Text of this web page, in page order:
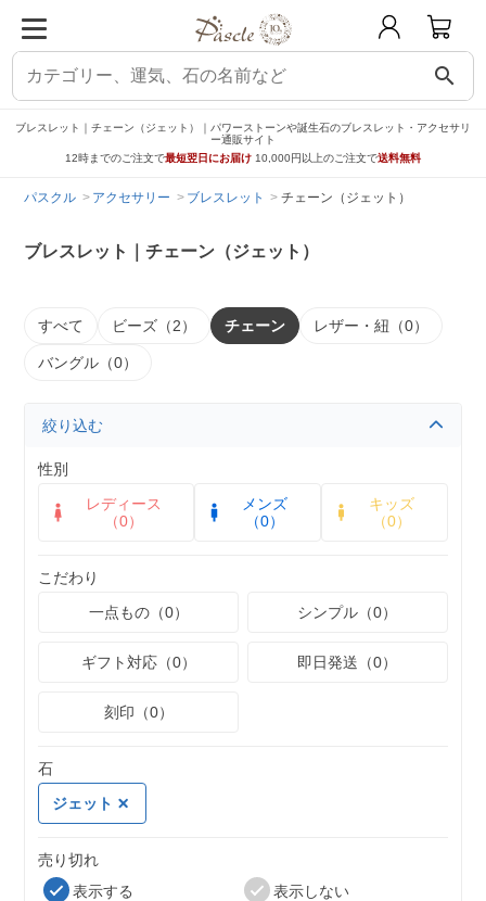
search
ブレスレット｜チェーン（ジェット）｜パワーストーンや誕生石のブレスレット・アクセサリ
ー通販サイト
12時までのご注文で最短翌日にお届け 10,000円以上のご注文で送料無料
パスクル アクセサリー ブレスレット チェーン（ジェット）
ブレスレット｜チェーン（ジェット）
すべて ビーズ（2） チェーン レザー・紐（0）
バングル（0）
絞り込む
性別
レディース
（0）
メンズ
（0）
キッズ
（0）
こだわり
一点もの（0）
シンプル（0）
ギフト対応（0） 即日発送（0）
刻印（0）
石
ジェット
売り切れ
表示する
表示しない